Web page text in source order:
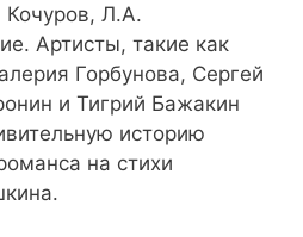
Л.А.
Артисты, такие как
Горбунова, Сергей
и Тигрий Бажакин
историю
на стихи